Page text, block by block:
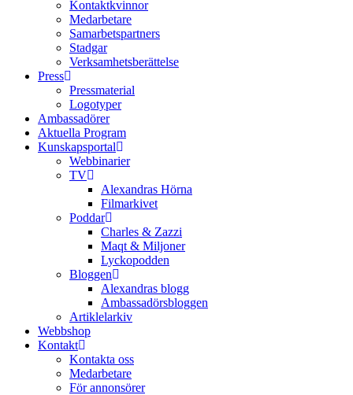
Kontaktkvinnor
Medarbetare
Samarbetspartners
Stadgar
Verksamhetsberättelse
Press
Pressmaterial
Logotyper
Ambassadörer
Aktuella Program
Kunskapsportal
Webbinarier
TV
Alexandras Hörna
Filmarkivet
Poddar
Charles & Zazzi
Maqt & Miljoner
Lyckopodden
Bloggen
Alexandras blogg
Ambassadörsbloggen
Artiklelarkiv
Webbshop
Kontakt
Kontakta oss
Medarbetare
För annonsörer